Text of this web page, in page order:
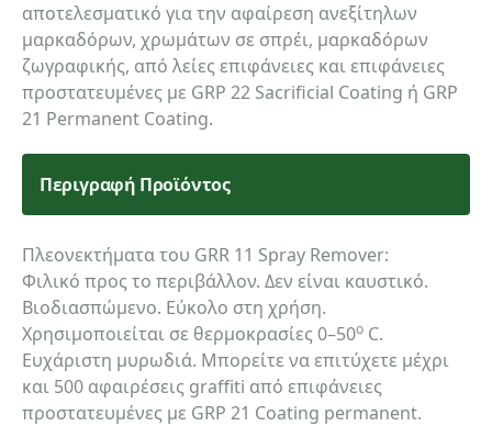
αποτελεσματικό για την αφαίρεση ανεξίτηλων
μαρκαδόρων, χρωμάτων σε σπρέι, μαρκαδόρων
ζωγραφικής, από λείες επιφάνειες και επιφάνειες
προστατευμένες με GRP 22 Sacrificial Coating ή GRP
21 Permanent Coating.
Περιγραφή Προϊόντος
Πλεονεκτήματα του GRR 11 Spray Remover:
Φιλικό προς το περιβάλλον. Δεν είναι καυστικό.
Βιοδιασπώμενο. Εύκολο στη χρήση.
Χρησιμοποιείται σε θερμοκρασίες 0–50o C.
Ευχάριστη μυρωδιά. Μπορείτε να επιτύχετε μέχρι
και 500 αφαιρέσεις graffiti από επιφάνειες
προστατευμένες με GRP 21 Coating permanent.